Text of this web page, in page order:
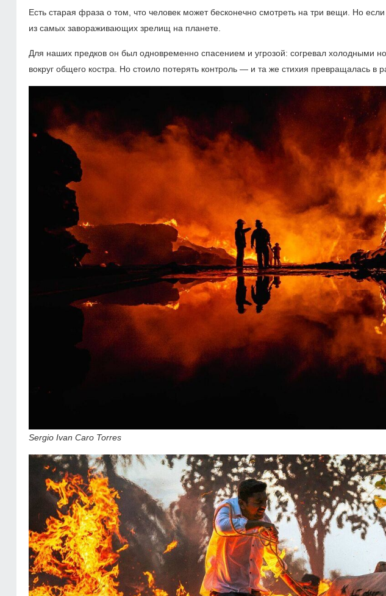
Есть старая фраза о том, что человек может бесконечно смотреть на три вещи. Но
из самых завораживающих зрелищ на планете.
Для наших предков он был одновременно спасением и угрозой: согревал холодными
вокруг общего костра. Но стоило потерять контроль — и та же стихия превращалась в
Sergio Ivan Caro Torres